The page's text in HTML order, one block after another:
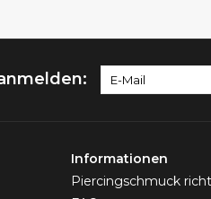
Informationen
Piercingschmuck